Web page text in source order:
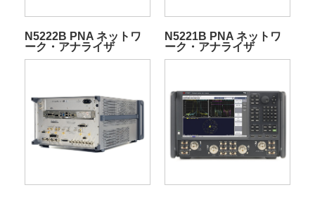
N5222B PNA ネットワ
ーク・アナライザ
N5221B PNA ネットワ
ーク・アナライザ